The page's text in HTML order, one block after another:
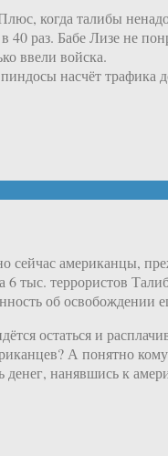
когда талибы
40 раз. Бабе Лизе не
ввели войска.
насчёт трафика
сейчас американцы,
6 тыс. террористов
об освобождении
остаться и
А понятно
денег, нанявшись к